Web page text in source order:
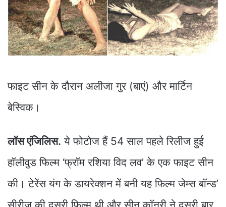
फाइट सीन के दौरान अलीजा गुर (बाएं) और मार्टिन
बेस्विक।
लॉस एंजिलिस. ये फोटोज हैं 54 साल पहले रिलीज हुई
हॉलीवुड फिल्म ‘फ्रॉम रशिया विद लव’ के एक फाइट सीन
की। टेरेंस यंग के डायरेक्शन में बनी यह फिल्म जेम्स बॉन्ड’